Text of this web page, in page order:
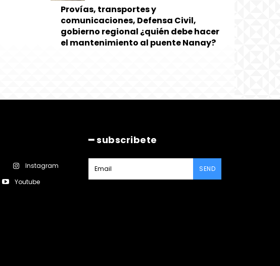
Provías, transportes y
comunicaciones, Defensa Civil,
gobierno regional ¿quién debe hacer
el mantenimiento al puente Nanay?
Instagram
Youtube
━ subscribete
SEND